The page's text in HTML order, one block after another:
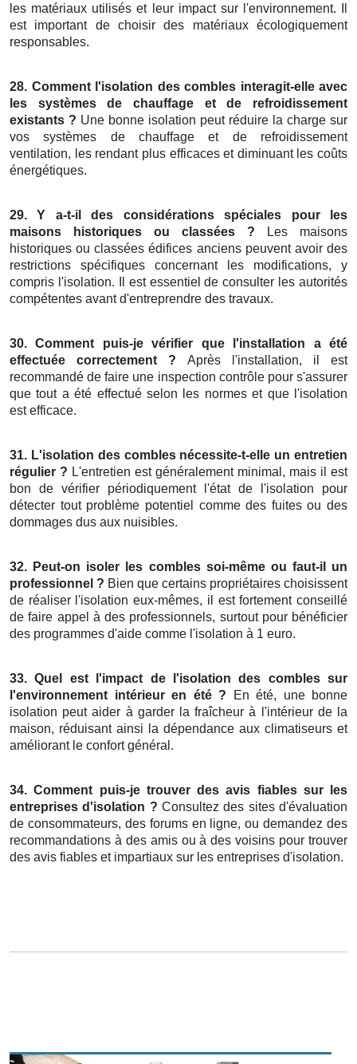
les matériaux utilisés et leur impact sur l'environnement. Il
est important de choisir des matériaux écologiquement
responsables.
28. Comment l'isolation des combles interagit-elle avec
les systèmes de chauffage et de refroidissement
existants ? Une bonne isolation peut réduire la charge sur
vos systèmes de chauffage et de refroidissement
ventilation, les rendant plus efficaces et diminuant les coûts
énergétiques.
29. Y a-t-il des considérations spéciales pour les
maisons historiques ou classées ? Les maisons
historiques ou classées édifices anciens peuvent avoir des
restrictions spécifiques concernant les modifications, y
compris l'isolation. Il est essentiel de consulter les autorités
compétentes avant d'entreprendre des travaux.
30. Comment puis-je vérifier que l'installation a été
effectuée correctement ? Après l'installation, il est
recommandé de faire une inspection contrôle pour s'assurer
que tout a été effectué selon les normes et que l'isolation
est efficace.
31. L'isolation des combles nécessite-t-elle un entretien
régulier ? L'entretien est généralement minimal, mais il est
bon de vérifier périodiquement l'état de l'isolation pour
détecter tout problème potentiel comme des fuites ou des
dommages dus aux nuisibles.
32. Peut-on isoler les combles soi-même ou faut-il un
professionnel ? Bien que certains propriétaires choisissent
de réaliser l'isolation eux-mêmes, il est fortement conseillé
de faire appel à des professionnels, surtout pour bénéficier
des programmes d'aide comme l'isolation à 1 euro.
33. Quel est l'impact de l'isolation des combles sur
l'environnement intérieur en été ? En été, une bonne
isolation peut aider à garder la fraîcheur à l'intérieur de la
maison, réduisant ainsi la dépendance aux climatiseurs et
améliorant le confort général.
34. Comment puis-je trouver des avis fiables sur les
entreprises d'isolation ? Consultez des sites d'évaluation
de consommateurs, des forums en ligne, ou demandez des
recommandations à des amis ou à des voisins pour trouver
des avis fiables et impartiaux sur les entreprises d'isolation.